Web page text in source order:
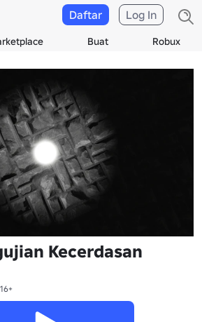
Buat Robux
Daftar Log In
Kecerdasan